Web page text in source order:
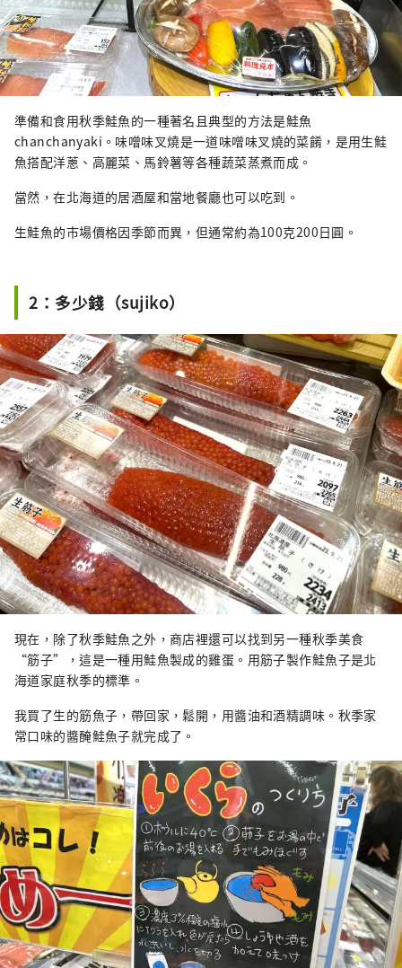
準備和食用秋季鮭魚的一種著名且典型的方法是鮭魚
chanchanyaki。味噌味叉燒是一道味噌味叉燒的菜餚，是用生鮭
魚搭配洋蔥、高麗菜、馬鈴薯等各種蔬菜蒸煮而成。
當然，在北海道的居酒屋和當地餐廳也可以吃到。
生鮭魚的市場價格因季節而異，但通常約為100克200日圓。
2：多少錢（sujiko）
現在，除了秋季鮭魚之外，商店裡還可以找到另一種秋季美食
“筋子”，這是一種用鮭魚製成的雞蛋。用筋子製作鮭魚子是北
海道家庭秋季的標準。
我買了生的筋魚子，帶回家，鬆開，用醬油和酒精調味。秋季家
常口味的醬醃鮭魚子就完成了。